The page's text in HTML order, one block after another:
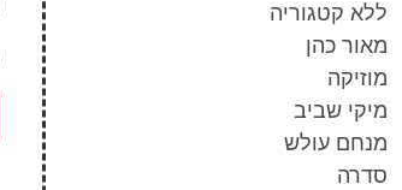
ללא קטגוריה
מאור כהן
מוזיקה
מיקי שביב
מנחם עולש
סדרה